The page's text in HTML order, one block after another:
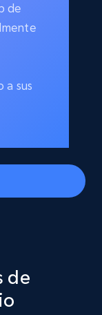
de
a sus
de